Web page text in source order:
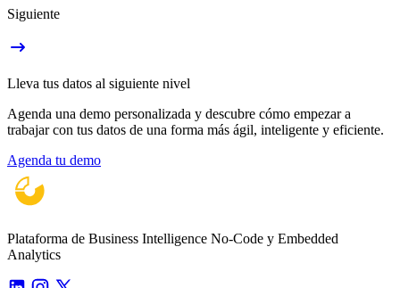
Siguiente
Lleva tus datos al siguiente nivel
Agenda una demo personalizada y descubre cómo empezar a
trabajar con tus datos de una forma más ágil, inteligente y eficiente.
Agenda tu demo
Plataforma de Business Intelligence No-Code y Embedded
Analytics